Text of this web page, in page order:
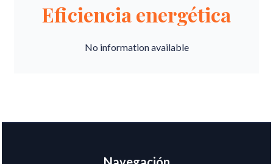
Eficiencia energética
No information available